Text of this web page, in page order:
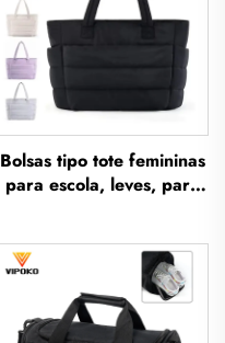
Bolsas tipo tote femininas
para escola, leves, para
macia para uso
profissional,
impermeável, em
poliéster